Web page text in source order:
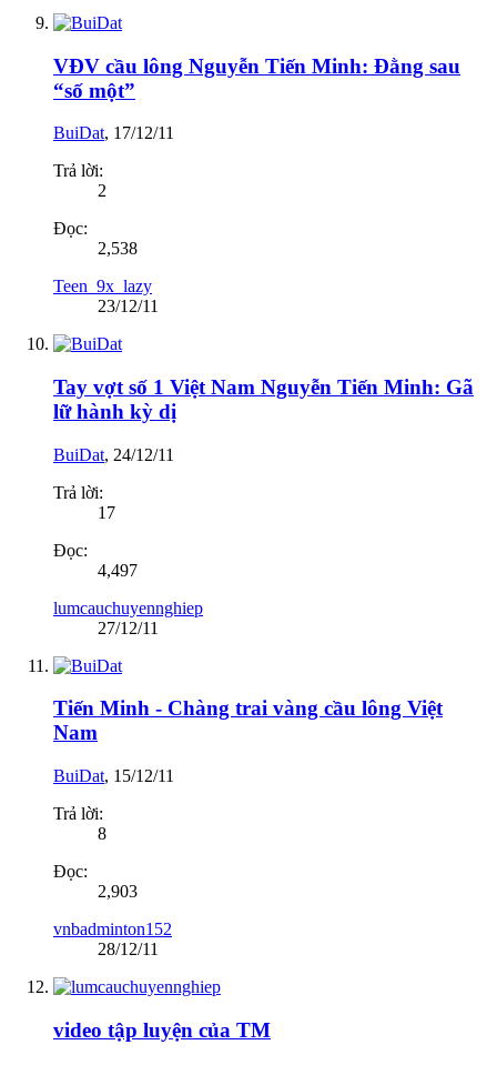
VĐV cầu lông Nguyễn Tiến Minh: Đằng sau
“số một”
BuiDat, 17/12/11
Trả lời:
2
Đọc:
2,538
Teen_9x_lazy
23/12/11
Tay vợt số 1 Việt Nam Nguyễn Tiến Minh: Gã
lữ hành kỳ dị
BuiDat, 24/12/11
Trả lời:
17
Đọc:
4,497
lumcauchuyennghiep
27/12/11
Tiến Minh - Chàng trai vàng cầu lông Việt
Nam
BuiDat, 15/12/11
Trả lời:
8
Đọc:
2,903
vnbadminton152
28/12/11
video tập luyện của TM